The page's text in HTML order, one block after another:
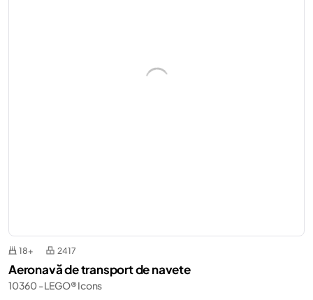
18+ 2417
Aeronavă de transport de navete
10360 - LEGO® Icons